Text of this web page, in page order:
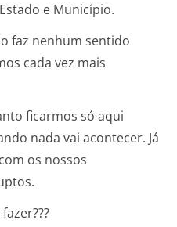
e Município.
faz nenhum sentido
cada vez mais
ficarmos só aqui
nada vai acontecer. Já
os nossos